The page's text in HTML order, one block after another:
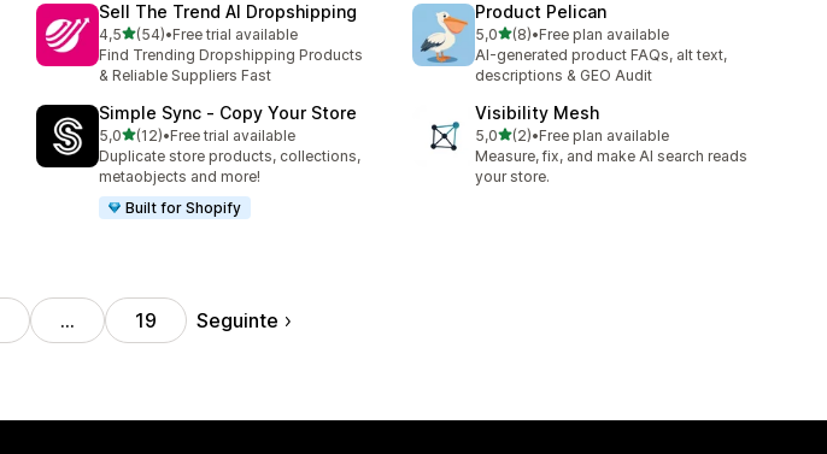
Sell The Trend AI Dropshipping
4,5de 5 estrelas
(54)
54 total de avaliações
•Free trial available
Find Trending Dropshipping Products
& Reliable Suppliers Fast
Product Pelican
5,0de 5 estrelas
(8)
8 total de avaliações
•Free plan available
AI-generated product FAQs, alt text,
descriptions & GEO Audit
Simple Sync ‑ Copy Your Store
5,0de 5 estrelas
(12)
12 total de avaliações
•Free trial available
Duplicate store products, collections,
metaobjects and more!
Built for Shopify
Visibility Mesh
5,0de 5 estrelas
(2)
2 total de avaliações
•Free plan available
Measure, fix, and make AI search reads
your store.
… 19 Seguinte